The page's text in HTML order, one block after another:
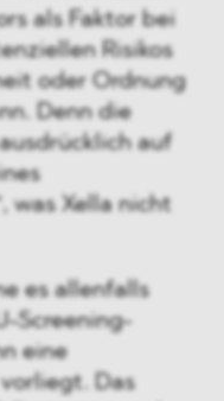
als Faktor bei
Risikos
oder Ordnung
Denn die
auf
was Xella nicht
es allenfalls
Screening-
eine
Das